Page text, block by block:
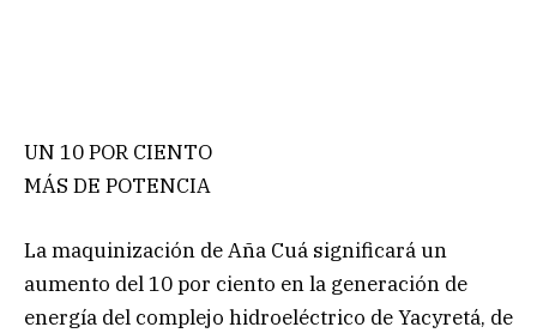
UN 10 POR CIENTO
MÁS DE POTENCIA
La maquinización de Aña Cuá significará un
aumento del 10 por ciento en la generación de
energía del complejo hidroeléctrico de Yacyretá, de